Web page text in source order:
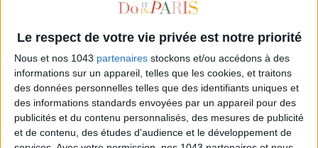
Le respect de votre vie privée est notre priorité
Nous et nos 1043 partenaires stockons et/ou accédons à des
informations sur un appareil, telles que les cookies, et traitons
des données personnelles telles que des identifiants uniques et
des informations standards envoyées par un appareil pour des
publicités et du contenu personnalisés, des mesures de publicité
et de contenu, des études d'audience et le développement de
TOUT CE QUE VOUS DEVEZ FAIRE À PARIS EN AOÛT